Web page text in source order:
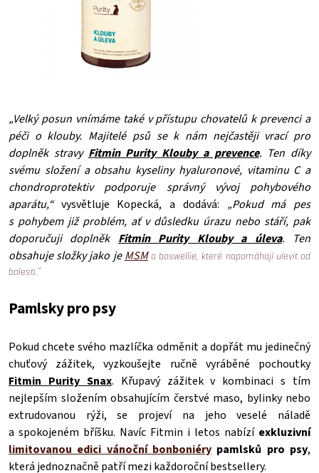
„Velký posun vnímáme také v přístupu chovatelů k prevenci a
péči o klouby. Majitelé psů se k nám nejčastěji vrací pro
doplněk stravy Fitmin Purity Klouby a prevence. Ten díky
svému složení a obsahu kyseliny hyaluronové, vitaminu C a
chondroprotektiv podporuje správný vývoj pohybového
aparátu,“vysvětluje Kopecká, a dodává: „Pokud má pes
s pohybem již problém, ať v důsledku úrazu nebo stáří, pak
doporučuji doplněk Fitmin Purity Klouby a úleva. Ten
obsahuje složky jako jeMSMa boswellie, které napomáhají ulevit od
bolesti.“
Pamlsky pro psy
Pokud chcete svého mazlíčka odměnit a dopřát mu jedinečný
chuťový zážitek, vyzkoušejte ručně vyráběné pochoutky
Fitmin Purity Snax. Křupavý zážitek v kombinaci s tím
nejlepším složením obsahujícím čerstvé maso, bylinky nebo
extrudovanou rýži,se projeví na jeho veselé náladě
a spokojeném bříšku. Navíc Fitmin i letos nabízí exkluzivní
limitovanou edici vánoční bonboniéry pamlsků pro psy,
která jednoznačně patří mezi každoroční bestsellery.